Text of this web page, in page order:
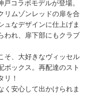
コラボモデルが登場。
リムゾンレッドの扉を合
ュなデザインに仕上げま
われ、扉下部にもクラブ
そ、大好きなヴィッセル
ボックス。再配達のスト
リ！
く安心して出かけられま